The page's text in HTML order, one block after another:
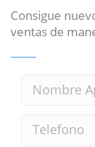
Consigue
ventas de